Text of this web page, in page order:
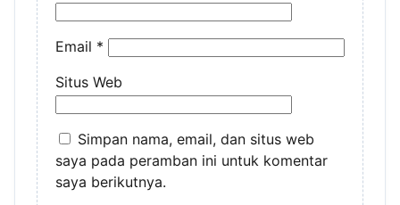
Email *
Situs Web
Simpan nama, email, dan situs web
saya pada peramban ini untuk komentar
saya berikutnya.